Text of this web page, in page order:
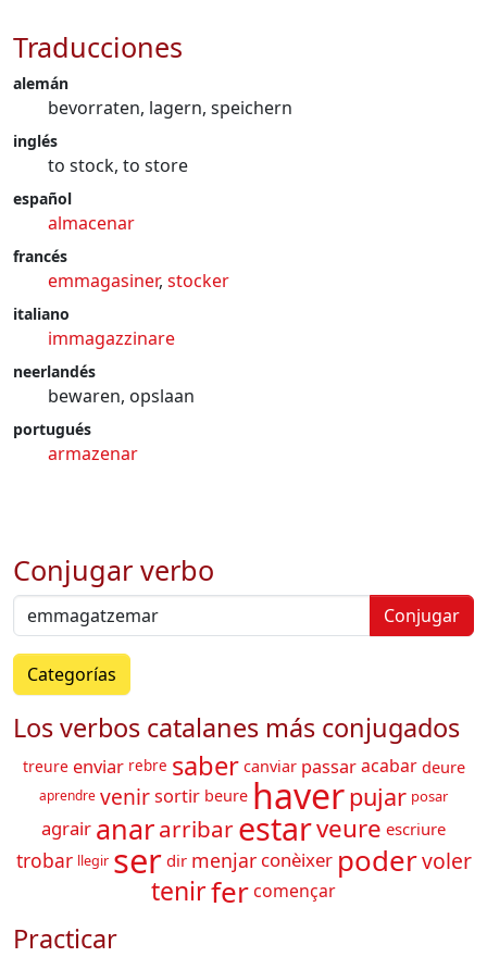
Traducciones
alemán
bevorraten, lagern, speichern
inglés
to stock, to store
español
almacenar
francés
emmagasiner, stocker
italiano
immagazzinare
neerlandés
bewaren, opslaan
portugués
armazenar
Conjugar verbo
Conjugar
Categorías
Los verbos catalanes más conjugados
treure enviar rebre saber canviar passar acabar deure
aprendre venirsortir beure haverpujar posar
agrair anararribarestarveure escriure
trobar llegir ser dir menjar conèixer podervoler
tenirfercomençar
Practicar